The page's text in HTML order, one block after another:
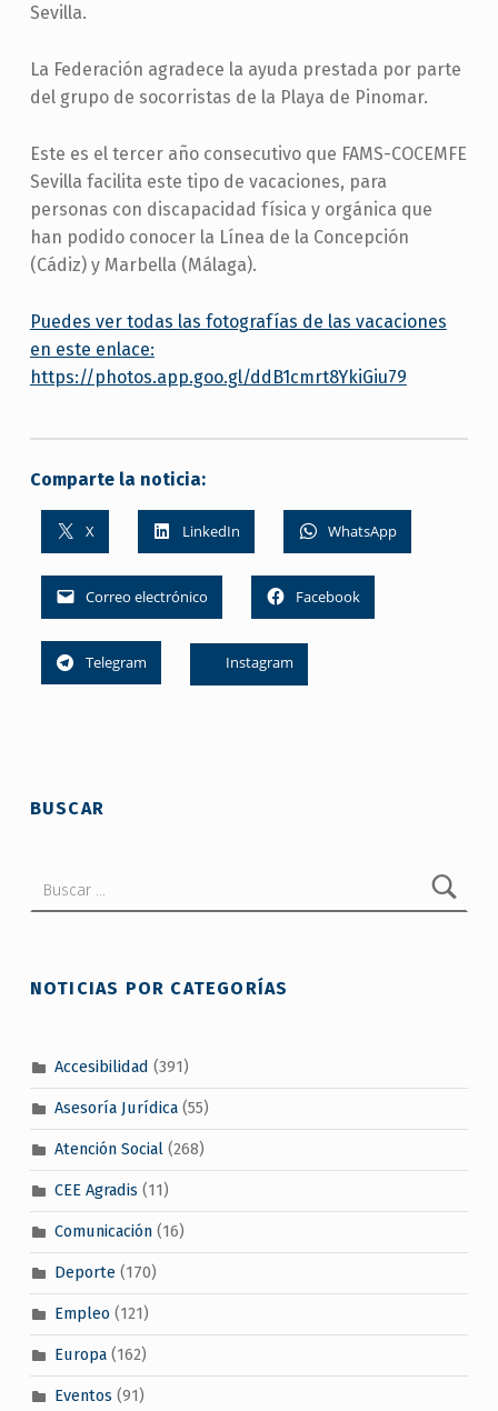
Sevilla.
La Federación agradece la ayuda prestada por parte
del grupo de socorristas de la Playa de Pinomar.
Este es el tercer año consecutivo que FAMS-COCEMFE
Sevilla facilita este tipo de vacaciones, para
personas con discapacidad física y orgánica que
han podido conocer la Línea de la Concepción
(Cádiz) y Marbella (Málaga).
Puedes ver todas las fotografías de las vacaciones
en este enlace:
https://photos.app.goo.gl/ddB1cmrt8YkiGiu79
Comparte la noticia:
X LinkedIn WhatsApp
Correo electrónico Facebook
Telegram Instagram
BUSCAR
NOTICIAS POR CATEGORÍAS
Accesibilidad (391)
Asesoría Jurídica(55)
Atención Social(268)
CEE Agradis (11)
Comunicación(16)
Deporte(170)
Empleo (121)
Europa(162)
Eventos (91)